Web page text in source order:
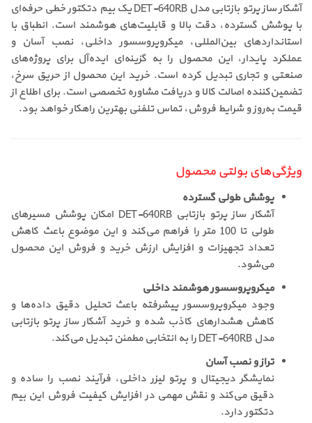
آشکار ساز پرتو بازتابی مدل DET-640RB یک بیم دتکتور خطی حرفه‌ای
با پوشش گسترده، دقت بالا و قابلیت‌های هوشمند است. انطباق با
استانداردهای بین‌المللی، میکروپروسسور داخلی، نصب آسان و
عملکرد پایدار، این محصول را به گزینه‌ای ایده‌آل برای پروژه‌های
صنعتی و تجاری تبدیل کرده است. خرید این محصول از حریق سرخ،
تضمین‌کننده اصالت کالا و دریافت مشاوره تخصصی است. برای اطلاع از
قیمت به‌روز و شرایط فروش، تماس تلفنی بهترین راهکار خواهد بود.
ویژگی‌های بولتی محصول
پوشش طولی گسترده
آشکار ساز پرتو بازتابی DET-640RB امکان پوشش مسیرهای
طولی تا 100 متر را فراهم می‌کند و این موضوع باعث کاهش
تعداد تجهیزات و افزایش ارزش خرید و فروش این محصول
می‌شود.
میکروپروسسور هوشمند داخلی
وجود میکروپروسسور پیشرفته باعث تحلیل دقیق داده‌ها و
کاهش هشدارهای کاذب شده و خرید آشکار ساز پرتو بازتابی
مدل DET-640RB را به انتخابی مطمئن تبدیل می‌کند.
تراز و نصب آسان
نمایشگر دیجیتال و پرتو لیزر داخلی، فرآیند نصب را ساده و
دقیق می‌کند و نقش مهمی در افزایش کیفیت فروش این بیم
دتکتور دارد.